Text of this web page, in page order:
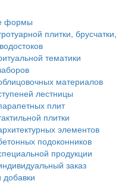
формы
плитки, брусчатки,
тематики
материалов
лестницы
плит
плитки
элементов
подоконников
продукции
заказ